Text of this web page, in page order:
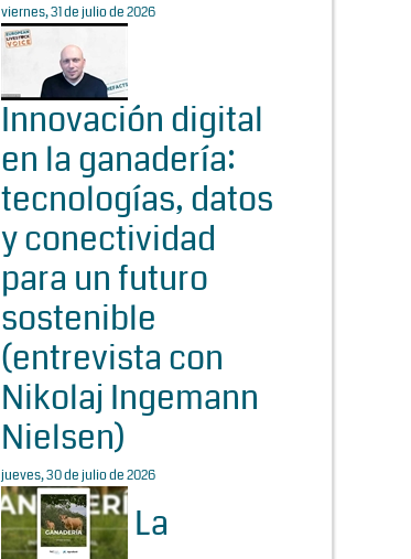
viernes, 31 de julio de 2026
Innovación digital
en la ganadería:
tecnologías, datos
y conectividad
para un futuro
sostenible
(entrevista con
Nikolaj Ingemann
Nielsen)
jueves, 30 de julio de 2026
La